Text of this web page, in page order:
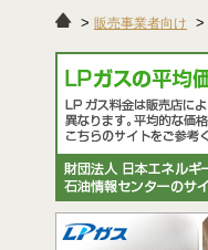
販売事業者向け